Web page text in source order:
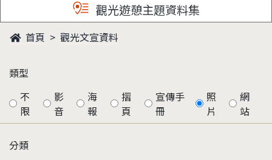
觀光遊憩主題資料集
首頁 觀光文宣資料
類型
不
限
影
音
海
報
摺
頁
宣傳手
冊
照
片
網
站
分類